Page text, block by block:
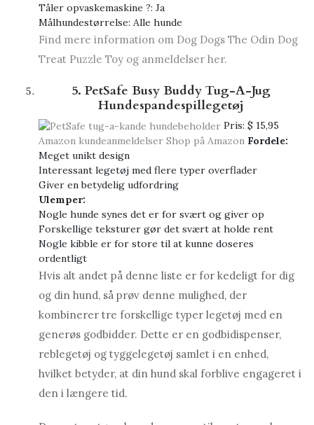
Tåler opvaskemaskine ?: Ja
Målhundestørrelse: Alle hunde
Find mere information om Dog Dogs The Odin Dog
Treat Puzzle Toy og anmeldelser her.
5. PetSafe Busy Buddy Tug-A-Jug
Hundespandespillegetøj
Pris: $ 15,95
Amazon kundeanmeldelser Shop på Amazon Fordele:
Meget unikt design
Interessant legetøj med flere typer overflader
Giver en betydelig udfordring
Ulemper:
Nogle hunde synes det er for svært og giver op
Forskellige teksturer gør det svært at holde rent
Nogle kibble er for store til at kunne doseres
ordentligt
Hvis alt andet på denne liste er for kedeligt for dig
og din hund, så prøv denne mulighed, der
kombinerer tre forskellige typer legetøj med en
generøs godbidder. Dette er en godbidispenser,
reblegetøj og tyggelegetøj samlet i en enhed,
hvilket betyder, at din hund skal forblive engageret i
den i længere tid.